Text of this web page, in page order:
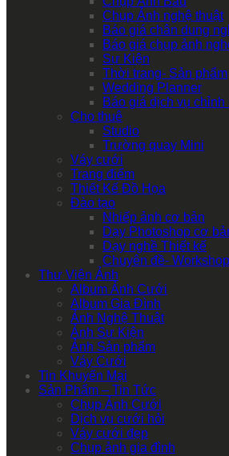
Chụp Ảnh nghệ thuật
Báo giá chân dung
Báo giá chụp ảnh
Sự Kiện
Thời trang- Sản phẩm
Wedding Planner
Báo giá dịch vụ
Cho thuê
Studio
Trường quay Mini
Váy cưới
Trang điểm
Thiết Kế Đồ Họa
Đào tạo
Nhiếp ảnh cơ bản
Dạy Photoshop cơ
Dạy nghề Thiết kế
Chuyên đề- Workshop
Thư Viện Ảnh
Album Ảnh Cưới
Album Gia Đình
Ảnh Nghệ Thuật
Ảnh Sự Kiện
Ảnh Sản phẩm
Váy Cưới
Tin Khuyến Mại
Sản Phẩm – Tin Tức
Chụp Ảnh Cưới
Dịch vụ cưới hỏi
Váy cưới đẹp
Chụp ảnh gia đình